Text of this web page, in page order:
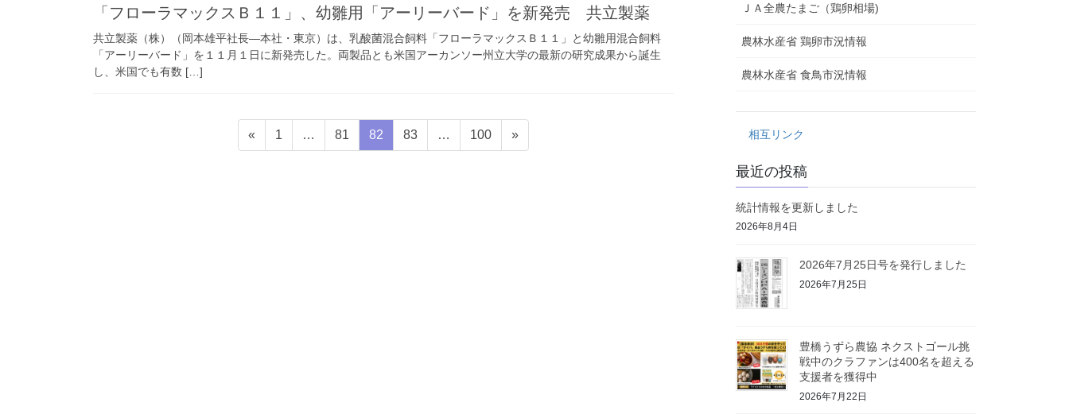
「フローラマックスＢ１１」、幼雛用「アーリーバード」を新発売 共立製薬
共立製薬（株）（岡本雄平社長―本社・東京）は、乳酸菌混合飼料「フローラマックスＢ１１」と幼雛用混合飼料
「アーリーバード」を１１月１日に新発売した。両製品とも米国アーカンソー州立大学の最新の研究成果から誕生
し、米国でも有数 […]
«
固
定
1 …
固
定
81
固
定
82
固
定
83 …
固
定
100 »
ＪＡ全農たまご（鶏卵相場)
農林水産省 鶏卵市況情報
農林水産省 食鳥市況情報
相互リンク
最近の投稿
統計情報を更新しました
2026年8月4日
2026年7月25日号を発行しました
2026年7月25日
豊橋うずら農協 ネクストゴール挑
戦中のクラファンは400名を超える
支援者を獲得中
2026年7月22日